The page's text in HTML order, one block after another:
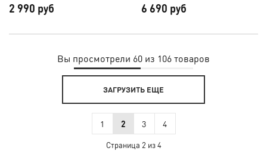
2 990 руб 6 690 руб
Вы просмотрели 60 из 106 товаров
ЗАГРУЗИТЬ ЕЩЕ
1 2 3 4
Страница 2 из 4